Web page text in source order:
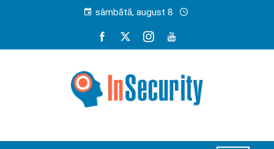
sâmbătă, august 8